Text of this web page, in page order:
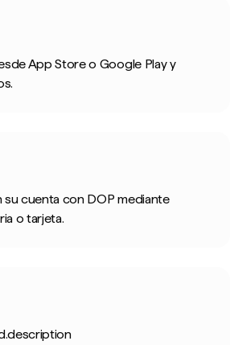
App Store o Google Play y
cuenta con DOP mediante
o tarjeta.